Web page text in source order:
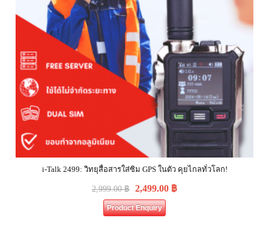
i-Talk 2499: วิทยุสื่อสารใส่ซิม GPS ในตัว คุยไกลทั่วโลก!
2,999.00฿ 2,499.00 ฿
Product Enquiry